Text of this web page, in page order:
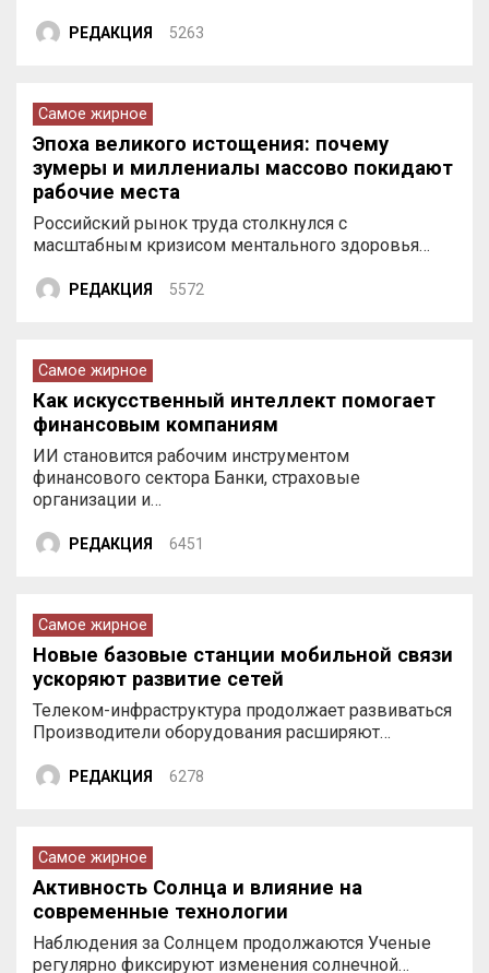
РЕДАКЦИЯ 5263
Самое жирное
Эпоха великого истощения: почему
зумеры и миллениалы массово покидают
рабочие места
Российский рынок труда столкнулся с
масштабным кризисом ментального здоровья…
РЕДАКЦИЯ 5572
Самое жирное
Как искусственный интеллект помогает
финансовым компаниям
ИИ становится рабочим инструментом
финансового сектора Банки, страховые
организации и…
РЕДАКЦИЯ 6451
Самое жирное
Новые базовые станции мобильной связи
ускоряют развитие сетей
Телеком-инфраструктура продолжает развиваться
Производители оборудования расширяют…
РЕДАКЦИЯ 6278
Самое жирное
Активность Солнца и влияние на
современные технологии
Наблюдения за Солнцем продолжаются Ученые
регулярно фиксируют изменения солнечной…